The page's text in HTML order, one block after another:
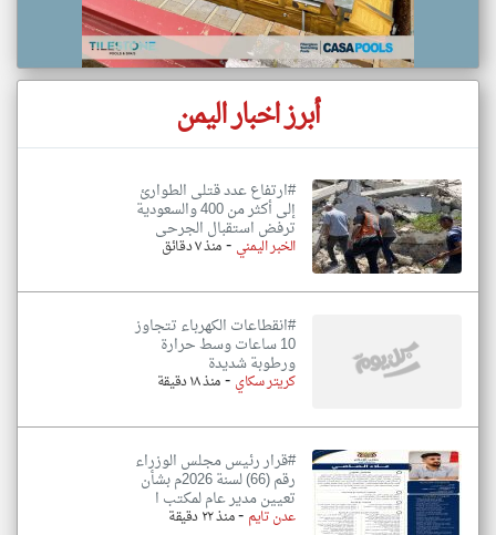
أبرز اخبار اليمن
#ارتفاع عدد قتلى الطوارئ
إلى أكثر من 400 والسعودية
ترفض استقبال الجرحى
الخبر اليمني -منذ ٧ دقائق
#انقطاعات الكهرباء تتجاوز
10 ساعات وسط حرارة
ورطوبة شديدة
كريتر سكاي -منذ ١٨ دقيقة
#قرار رئيس مجلس الوزراء
رقم (66) لسنة 2026م بشأن
تعيين مدير عام لمكتب ا
عدن تايم -منذ ٢٢ دقيقة